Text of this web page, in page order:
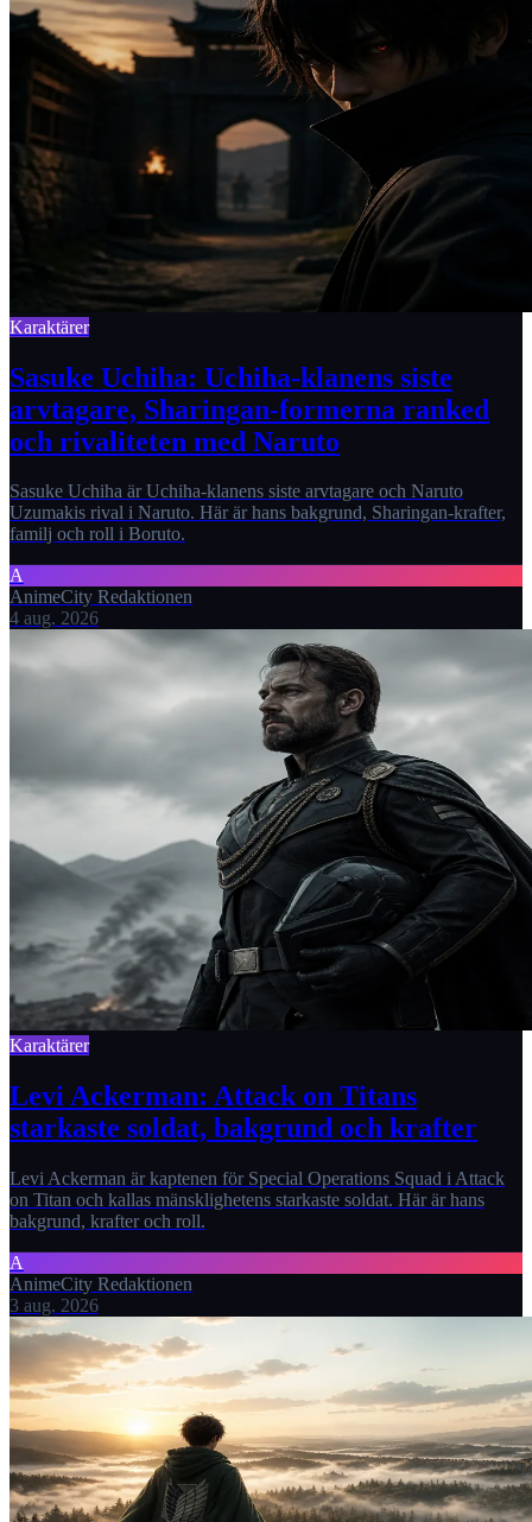
Karaktärer
Sasuke Uchiha: Uchiha-klanens siste
arvtagare, Sharingan-formerna ranked
och rivaliteten med Naruto
Sasuke Uchiha är Uchiha-klanens siste arvtagare och Naruto
Uzumakis rival i Naruto. Här är hans bakgrund, Sharingan-krafter,
familj och roll i Boruto.
A
AnimeCity Redaktionen
4 aug. 2026
Karaktärer
Levi Ackerman: Attack on Titans
starkaste soldat, bakgrund och krafter
Levi Ackerman är kaptenen för Special Operations Squad i Attack
on Titan och kallas mänsklighetens starkaste soldat. Här är hans
bakgrund, krafter och roll.
A
AnimeCity Redaktionen
3 aug. 2026